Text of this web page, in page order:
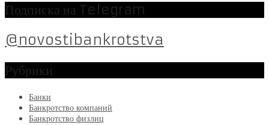
Подписка на Telegram
@novostibankrotstva
Рубрики
Банки
Банкротство компаний
Банкротство физлиц